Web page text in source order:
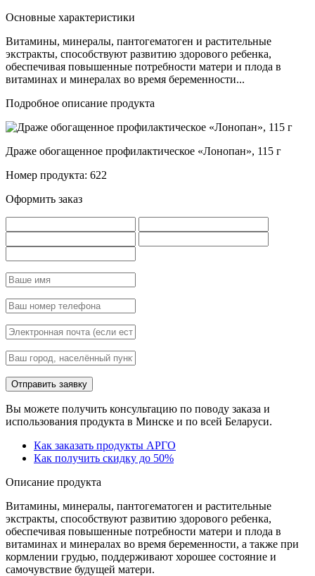
Основные характеристики
Витамины, минералы, пантогематоген и растительные
экстракты, способствуют развитию здорового ребенка,
обеспечивая повышенные потребности матери и плода в
витаминах и минералах во время беременности...
Подробное описание продукта
Драже обогащенное профилактическое «Лонопан», 115 г
Номер продукта: 622
Оформить заказ
Вы можете получить консультацию по поводу заказа и
использования продукта в Минске и по всей Беларуси.
Как заказать продукты АРГО
Как получить скидку до 50%
Описание продукта
Витамины, минералы, пантогематоген и растительные
экстракты, способствуют развитию здорового ребенка,
обеспечивая повышенные потребности матери и плода в
витаминах и минералах во время беременности, а также при
кормлении грудью, поддерживают хорошее состояние и
самочувствие будущей матери.